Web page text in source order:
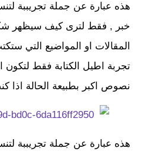
هذه عبارة عن جملة تجريببة
خبر , فقط لترى كيف سيظهر
المقالات او المواضيع التي
تجربة اطيل الكتابة فقط لتكون
نصوص اكبر بطبيعة الحالة اذا
هذه عبارة عن جملة تجريببة